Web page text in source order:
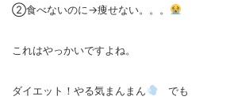
②食べないのに→痩せない。。。
これはやっかいですよね。
ダイエット！やる気まんまん でも